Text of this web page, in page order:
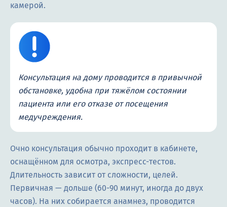
камерой.
Консультация на дому проводится в привычной
обстановке, удобна при тяжёлом состоянии
пациента или его отказе от посещения
медучреждения.
Очно консультация обычно проходит в кабинете,
оснащённом для осмотра, экспресс-тестов.
Длительность зависит от сложности, целей.
Первичная — дольше (60-90 минут, иногда до двух
часов). На них собирается анамнез, проводится